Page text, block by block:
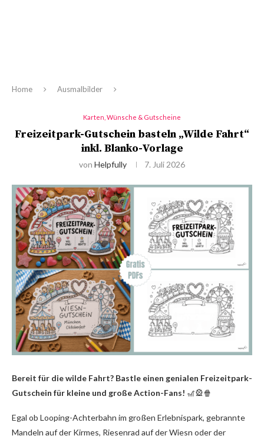
Home Ausmalbilder
Karten, Wünsche & Gutscheine
Freizeitpark-Gutschein basteln „Wilde Fahrt“
inkl. Blanko-Vorlage
von Helpfully 7. Juli 2026
Bereit für die wilde Fahrt? Bastle einen genialen Freizeitpark-
Gutschein für kleine und große Action-Fans! 🎢🎡🍿
Egal ob Looping-Achterbahn im großen Erlebnispark, gebrannte
Mandeln auf der Kirmes, Riesenrad auf der Wiesn oder der